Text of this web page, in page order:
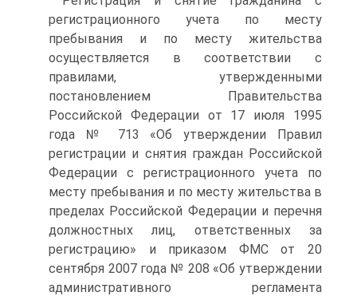
регистрационного учета по месту
пребывания и по месту жительства
осуществляется в соответствии с
правилами, утвержденными
постановлением Правительства
Российской Федерации от 17 июля 1995
года № 713 «Об утверждении Правил
регистрации и снятия граждан Российской
Федерации с регистрационного учета по
месту пребывания и по месту жительства в
пределах Российской Федерации и перечня
должностных лиц, ответственных за
регистрацию» и приказом ФМС от 20
сентября 2007 года № 208 «Об утверждении
административного регламента